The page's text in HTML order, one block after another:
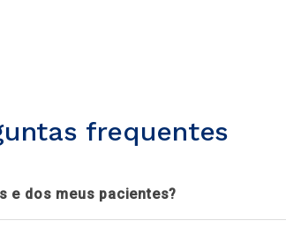
frequentes
e dos meus pacientes?